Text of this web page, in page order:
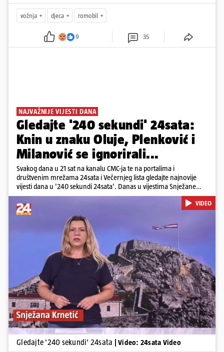
vožnja djeca romobil
9 35
NAJVAŽNIJE VIJESTI DANA
Gledajte '240 sekundi' 24sata:
Knin u znaku Oluje, Plenković i
Milanović se ignorirali...
Svakog dana u 21 sat na kanalu CMC-ja te na portalima i
društvenim mrežama 24sata i Večernjeg lista gledajte najnovije
vijesti dana u '240 sekundi 24sata'. Danas u vijestima Snježane
Krnetić: Hrvatska je obilježila 31. obljetnicu Oluje, a pažnju je
privuklo ignoriranje predsjednika Zorana Milanovića i premijera
Andreja Plenkovića u Kninu. Donosimo i detalje o većim
braniteljskim mirovinama, apelu obitelji Hrvata u komi u Irskoj,
upozorenjima nakon nove tragedije na električnom romobilu te
smanjenju proizvodnje u nuklearnoj elektrani Krško.
Pokretanje videa...
VIDEO
Gledajte '240 sekundi' 24sata | Video: 24sata Video